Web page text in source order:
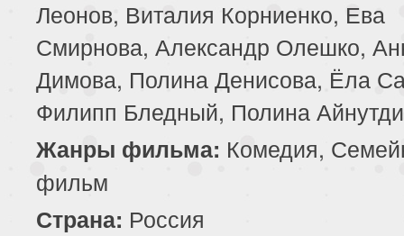
Леонов, Виталия Корниенко, Ева
Смирнова, Александр Олешко,
Димова, Полина Денисова, Ёла
Филипп Бледный, Полина
Жанры фильма: Комедия,
фильм
Страна: Россия